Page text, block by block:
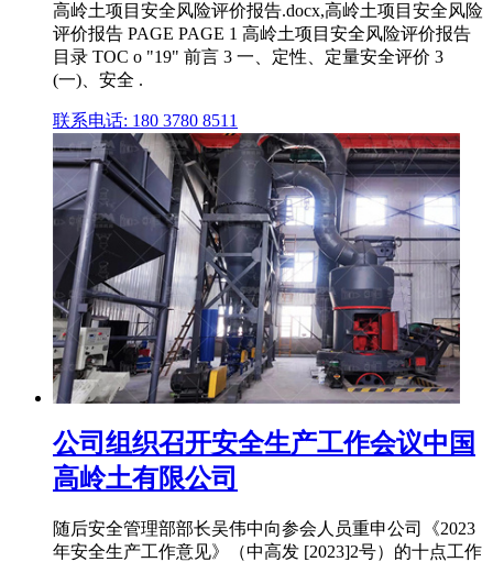
高岭土项目安全风险评价报告.docx,高岭土项目安全风险
评价报告 PAGE PAGE 1 高岭土项目安全风险评价报告
目录 TOC o "19" 前言 3 一、定性、定量安全评价 3
(一)、安全 .
联系电话: 180 3780 8511
公司组织召开安全生产工作会议中国
高岭土有限公司
随后安全管理部部长吴伟中向参会人员重申公司《2023
年安全生产工作意见》（中高发 [2023]2号）的十点工作